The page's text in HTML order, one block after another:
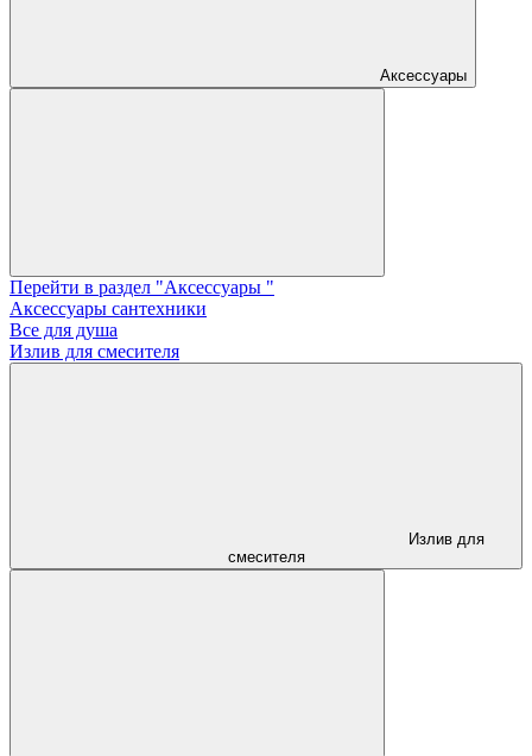
Аксессуары
Перейти в раздел "Аксессуары "
Аксессуары сантехники
Все для душа
Излив для смесителя
Излив для
смесителя